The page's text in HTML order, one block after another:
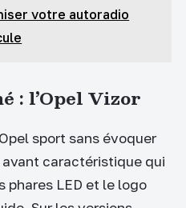
votre autoradio
: l’Opel Vizor
sport sans évoquer
caractéristique qui
phares LED et le logo